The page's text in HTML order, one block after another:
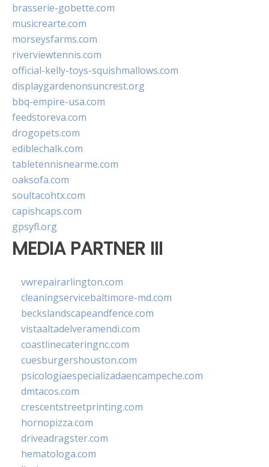
brasserie-gobette.com
musicrearte.com
morseysfarms.com
riverviewtennis.com
official-kelly-toys-squishmallows.com
displaygardenonsuncrest.org
bbq-empire-usa.com
feedstoreva.com
drogopets.com
ediblechalk.com
tabletennisnearme.com
oaksofa.com
soultacohtx.com
capishcaps.com
gpsyfl.org
MEDIA PARTNER III
vwrepairarlington.com
cleaningservicebaltimore-md.com
beckslandscapeandfence.com
vistaaltadelveramendi.com
coastlinecateringnc.com
cuesburgershouston.com
psicologiaespecializadaencampeche.com
dmtacos.com
crescentstreetprinting.com
hornopizza.com
driveadragster.com
hematologa.com